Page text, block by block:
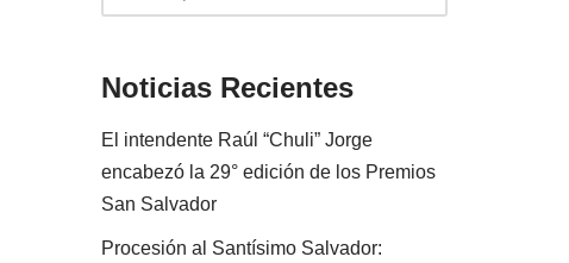
Noticias Recientes
El intendente Raúl “Chuli” Jorge
encabezó la 29° edición de los Premios
San Salvador
Procesión al Santísimo Salvador: